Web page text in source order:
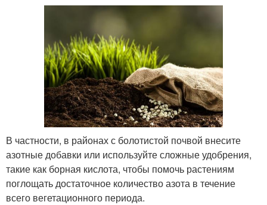
В частности, в районах с болотистой почвой внесите
азотные добавки или используйте сложные удобрения,
такие как борная кислота, чтобы помочь растениям
поглощать достаточное количество азота в течение
всего вегетационного периода.